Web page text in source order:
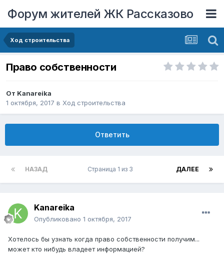
Форум жителей ЖК Рассказово
Ход строительства
Право собственности
От Kanareika
1 октября, 2017 в Ход строительства
Ответить
НАЗАД ДАЛЕЕ
Страница 1 из 3
Kanareika
Опубликовано 1 октября, 2017
Хотелось бы узнать когда право собственности получим...
может кто нибудь владеет информацией?